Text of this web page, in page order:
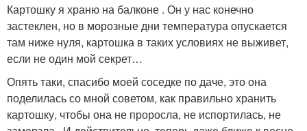
Картошку я храню на балконе . Он у нас конечно
застеклен, но в морозные дни температура опускается
там ниже нуля, картошка в таких условиях не выживет,
если не один мой секрет…
Опять таки, спасибо моей соседке по даче, это она
поделилась со мной советом, как правильно хранить
картошку, чтобы она не проросла, не испортилась, не